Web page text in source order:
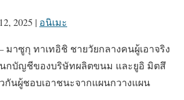
2025 | อนิเมะ
าซูกุ ทาเทอิชิ ชายวัยกลางคนผู้เอาจริง
นกบัญชีของบริษัทผลิตขนม และยูอิ มิตสึ
กันผู้ชอบเอาชนะจากแผนกวางแผน